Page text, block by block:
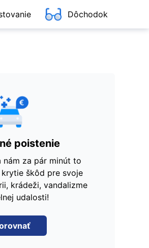
Dôchodok
poistenie
nám za pár minút to
škôd pre svoje
krádeži, vandalizme
udalosti!